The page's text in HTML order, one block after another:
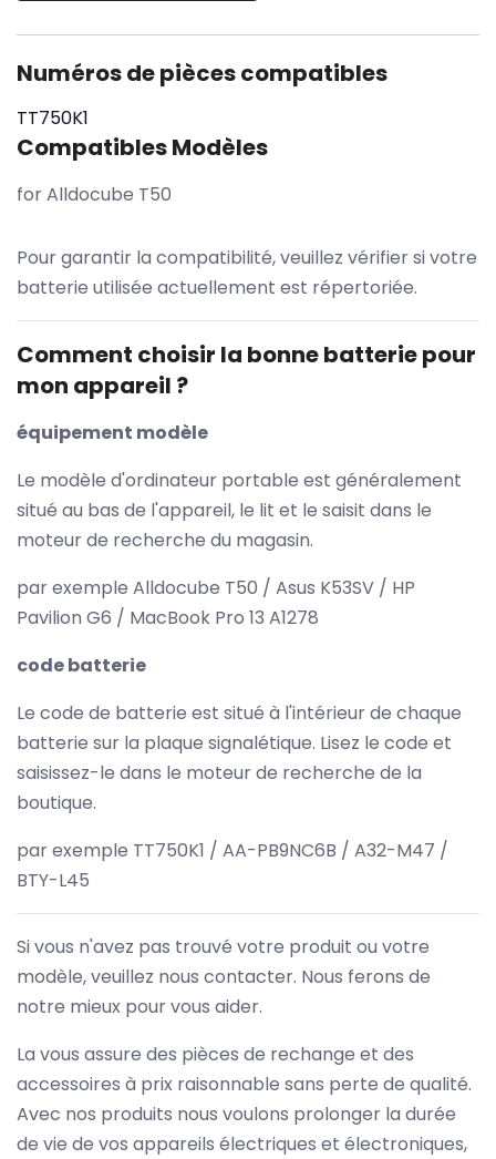
Numéros de pièces compatibles
TT750K1
Compatibles Modèles
for Alldocube T50
Pour garantir la compatibilité, veuillez vérifier si votre
batterie utilisée actuellement est répertoriée.
Comment choisir la bonne batterie pour
mon appareil ?
équipement modèle
Le modèle d'ordinateur portable est généralement
situé au bas de l'appareil, le lit et le saisit dans le
moteur de recherche du magasin.
par exemple Alldocube T50 / Asus K53SV / HP
Pavilion G6 / MacBook Pro 13 A1278
code batterie
Le code de batterie est situé à l'intérieur de chaque
batterie sur la plaque signalétique. Lisez le code et
saisissez-le dans le moteur de recherche de la
boutique.
par exemple TT750K1 / AA-PB9NC6B / A32-M47 /
BTY-L45
Si vous n'avez pas trouvé votre produit ou votre
modèle, veuillez nous contacter. Nous ferons de
notre mieux pour vous aider.
La vous assure des pièces de rechange et des
accessoires à prix raisonnable sans perte de qualité.
Avec nos produits nous voulons prolonger la durée
de vie de vos appareils électriques et électroniques,